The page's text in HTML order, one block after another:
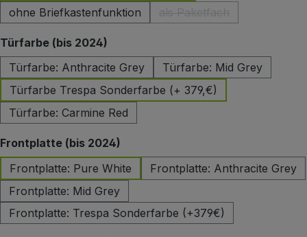
ohne Briefkastenfunktion
(Diese Option ist zurzeit
Türfarbe (bis 2024)
Türfarbe: Anthracite Grey
Türfarbe: Mid Grey
Türfarbe Trespa Sonderfarbe (+ 379,€)
Türfarbe: Carmine Red
Frontplatte (bis 2024)
Frontplatte: Pure White
Frontplatte: Anthracite Grey
Frontplatte: Mid Grey
Frontplatte: Trespa Sonderfarbe (+379€)